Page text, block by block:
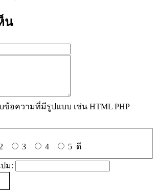
น
ข้อความที่มีรูปแบบ เช่น HTML PHP
2 3 4 5 ดี
ม: